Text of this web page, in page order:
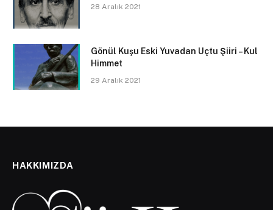
28 Aralık 2021
Gönül Kuşu Eski Yuvadan Uçtu Şiiri – Kul
Himmet
29 Aralık 2021
HAKKIMIZDA